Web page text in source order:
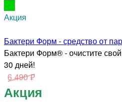
Акция
Бактери Форм - средство от
Бактери Форм® - очистите
30 дней!
6 490 ₽
Акция